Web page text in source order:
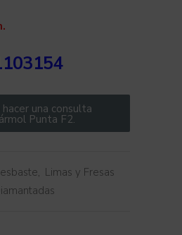
una consulta
Punta F2.
, Limas y Fresas